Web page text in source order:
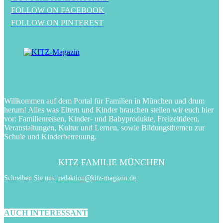
FOLLOW ON FACEBOOK
FOLLOW ON PINTEREST
Willkommen auf dem Portal für Familien in München und drum
herum! Alles was Eltern und Kinder brauchen stellen wir euch hier
vor: Familienreisen, Kinder- und Babyprodukte, Freizeitideen,
Veranstaltungen, Kultur und Lernen, sowie Bildungsthemen zur
Schule und Kinderbetreuung.
KITZ FAMILIE MÜNCHEN
Schreiben Sie uns: redaktion@kitz-magazin.de
AUCH INTERESSANT